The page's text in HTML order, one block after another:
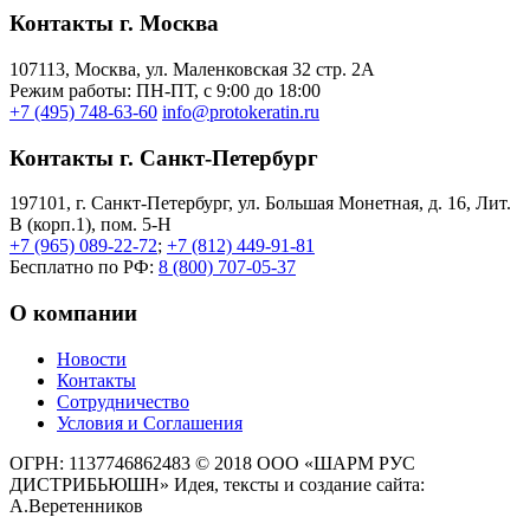
Контакты г. Москва
107113, Moсква, ул. Маленковская 32 стр. 2А
Режим работы: ПН-ПТ, с 9:00 до 18:00
+7 (495) 748-63-60 info@protokeratin.ru
Контакты г. Санкт-Петербург
197101, г. Санкт-Петербург, ул. Большая Монетная, д. 16, Лит.
В (корп.1), пом. 5-Н
+7 (965) 089-22-72; +7 (812) 449-91-81
Бесплатно по РФ: 8 (800) 707-05-37
О компании
Новости
Контакты
Сотрудничество
Условия и Соглашения
ОГРН: 1137746862483 © 2018 ООО «ШАРМ РУС
ДИСТРИБЬЮШН» Идея, тексты и создание сайта:
А.Веретенников